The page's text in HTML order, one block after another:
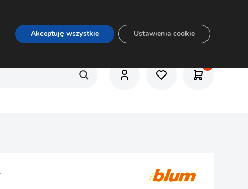
Akceptuję wszystkie Ustawienia cookie